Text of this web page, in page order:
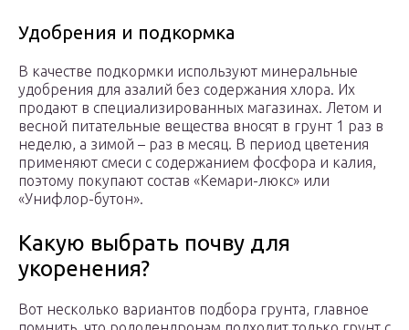
Удобрения и подкормка
В качестве подкормки используют минеральные
удобрения для азалий без содержания хлора. Их
продают в специализированных магазинах. Летом и
весной питательные вещества вносят в грунт 1 раз в
неделю, а зимой – раз в месяц. В период цветения
применяют смеси с содержанием фосфора и калия,
поэтому покупают состав «Кемари-люкс» или
«Унифлор-бутон».
Какую выбрать почву для
укоренения?
Вот несколько вариантов подбора грунта, главное